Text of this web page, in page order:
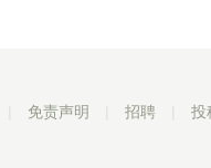
免责声明 招聘 投